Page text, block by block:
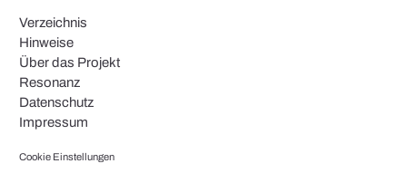
Verzeichnis
Hinweise
Über das Projekt
Resonanz
Datenschutz
Impressum
Cookie Einstellungen